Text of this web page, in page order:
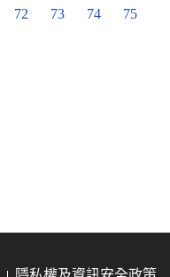
72 73 74 75